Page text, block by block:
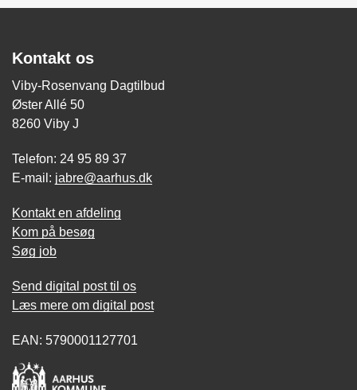
Kontakt os
Viby-Rosenvang Dagtilbud
Øster Allé 50
8260 Viby J
Telefon: 24 95 89 37
E-mail: jabre@aarhus.dk
Kontakt en afdeling
Kom på besøg
Søg job
Send digital post til os
Læs mere om digital post
EAN: 5790001127701